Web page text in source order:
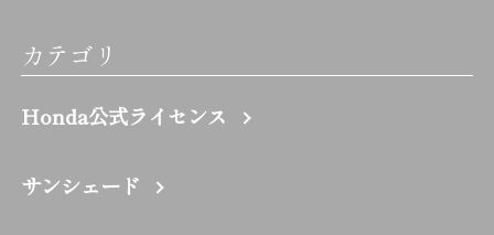
カテゴリ
Honda公式ライセンス
サンシェード